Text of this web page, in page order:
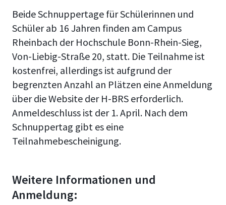
Beide Schnuppertage für Schülerinnen und
Schüler ab 16 Jahren finden am Campus
Rheinbach der Hochschule Bonn-Rhein-Sieg,
Von-Liebig-Straße 20, statt. Die Teilnahme ist
kostenfrei, allerdings ist aufgrund der
begrenzten Anzahl an Plätzen eine Anmeldung
über die Website der H-BRS erforderlich.
Anmeldeschluss ist der 1. April. Nach dem
Schnuppertag gibt es eine
Teilnahmebescheinigung.
Weitere Informationen und
Anmeldung: